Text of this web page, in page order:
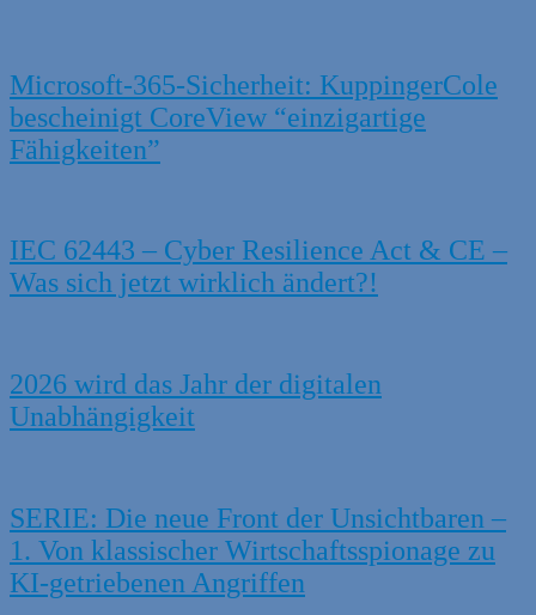
Microsoft-365-Sicherheit: KuppingerCole
bescheinigt CoreView “einzigartige
Fähigkeiten”
IEC 62443 – Cyber Resilience Act & CE –
Was sich jetzt wirklich ändert?!
2026 wird das Jahr der digitalen
Unabhängigkeit
SERIE: Die neue Front der Unsichtbaren –
1. Von klassischer Wirtschaftsspionage zu
KI-getriebenen Angriffen